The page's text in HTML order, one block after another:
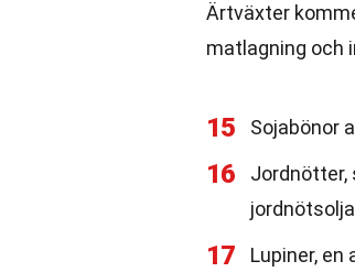
Ärtväxter
matlagning och
15 Sojabönor
16
Jordnötter,
17 Lupiner,